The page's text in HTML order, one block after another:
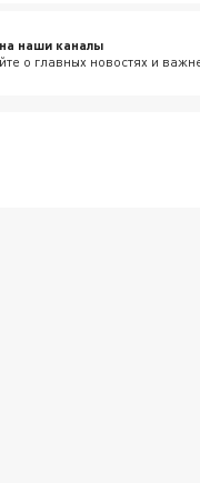
наши каналы
о главных новостях и